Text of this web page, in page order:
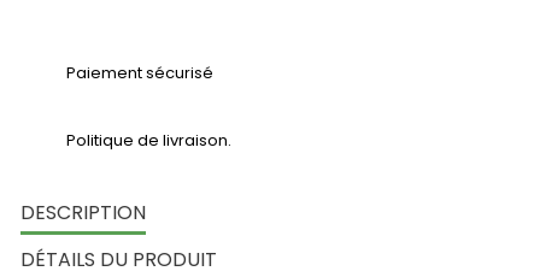
Paiement sécurisé
Politique de livraison.
DESCRIPTION
DÉTAILS DU PRODUIT